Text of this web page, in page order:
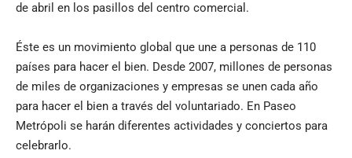
de abril en los pasillos del centro comercial.
Éste es un movimiento global que une a personas de 110
países para hacer el bien. Desde 2007, millones de personas
de miles de organizaciones y empresas se unen cada año
para hacer el bien a través del voluntariado. En Paseo
Metrópoli se harán diferentes actividades y conciertos para
celebrarlo.